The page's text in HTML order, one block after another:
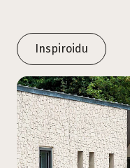
Inspiroidu